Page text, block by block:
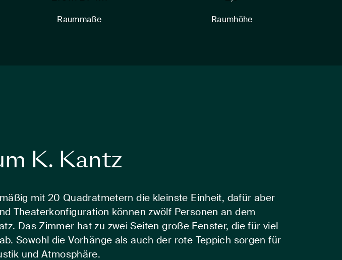
Raummaße Raumhöhe
K. Kantz
mit 20 Quadratmetern die kleinste Einheit, dafür aber
Theaterkonfiguration können zwölf Personen an dem
Das Zimmer hat zu zwei Seiten große Fenster, die für viel
Sowohl die Vorhänge als auch der rote Teppich sorgen für
und Atmosphäre.